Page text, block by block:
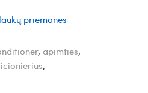
priemonės
, apimties,
,